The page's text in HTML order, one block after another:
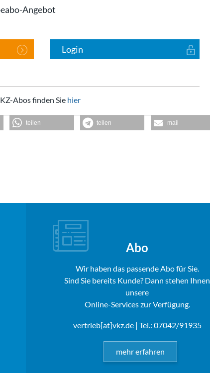
Angebot
Login
Abos finden Sie hier
teilen teilen mail
Abo
Wir haben das passende Abo für Sie.
Sind Sie bereits Kunde? Dann stehen Ihnen
unsere
Online-Services zur Verfügung.
vertrieb[at]vkz.de| Tel.: 07042/91935
mehr erfahren